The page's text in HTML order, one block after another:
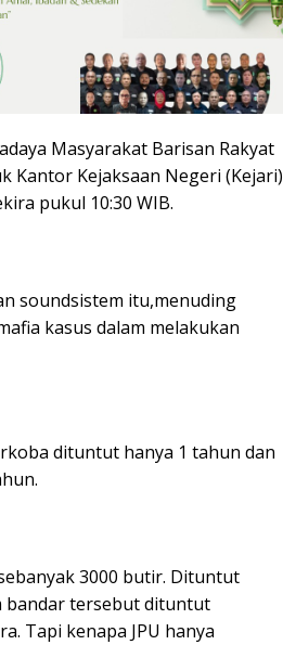
Masyarakat Barisan Rakyat
Kantor Kejaksaan Negeri (Kejari)
pukul 10:30 WIB.
soundsistem itu,menuding
kasus dalam melakukan
dituntut hanya 1 tahun dan
3000 butir. Dituntut
bandar tersebut dituntut
Tapi kenapa JPU hanya